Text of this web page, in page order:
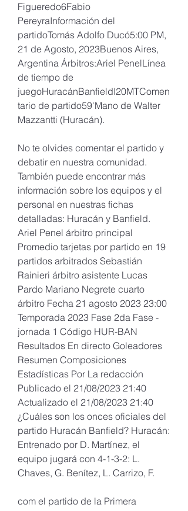
Figueredo6Fabio
PereyraInformación del
partidoTomás Adolfo Ducó5:00 PM,
21 de Agosto, 2023Buenos Aires,
Argentina Árbitros:Ariel PenelLínea
de tiempo de
juegoHuracánBanfieldI20MTComen
tario de partido59'Mano de Walter
Mazzantti (Huracán).
No te olvides comentar el partido y
debatir en nuestra comunidad.
También puede encontrar más
información sobre los equipos y el
personal en nuestras fichas
detalladas: Huracán y Banfield.
Ariel Penel árbitro principal
Promedio tarjetas por partido en 19
partidos arbitrados Sebastián
Rainieri árbitro asistente Lucas
Pardo Mariano Negrete cuarto
árbitro Fecha 21 agosto 2023 23:00
Temporada 2023 Fase 2da Fase -
jornada 1 Código HUR-BAN
Resultados En directo Goleadores
Resumen Composiciones
Estadísticas Por La redacción
Publicado el 21/08/2023 21:40
Actualizado el 21/08/2023 21:40
¿Cuáles son los onces oficiales del
partido Huracán Banfield? Huracán:
Entrenado por D. Martínez, el
equipo jugará con 4-1-3-2: L.
Chaves, G. Benítez, L. Carrizo, F.
com el partido de la Primera